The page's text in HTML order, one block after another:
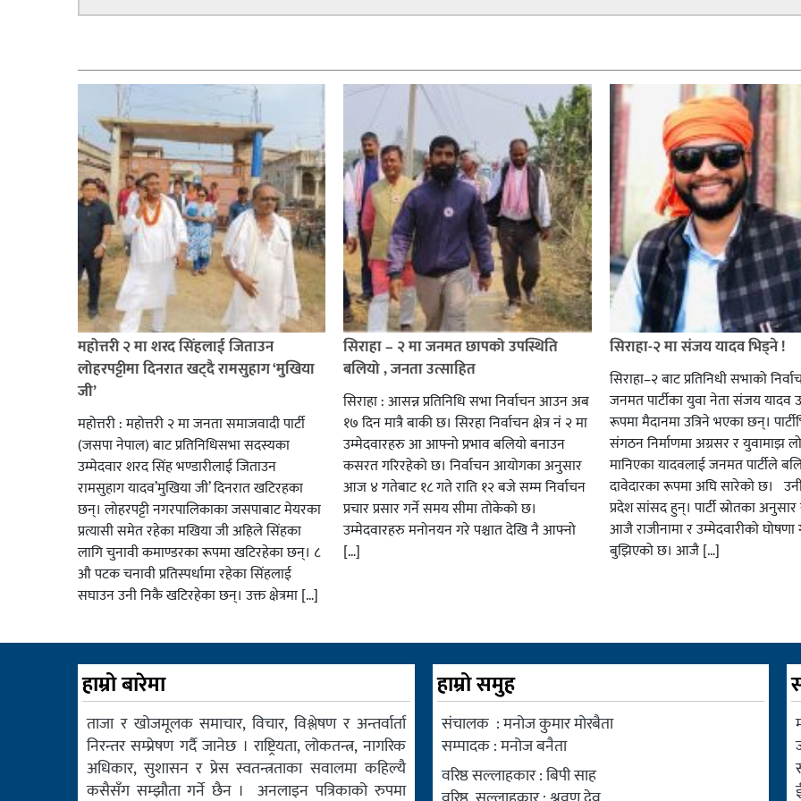
महोत्तरी २ मा शरद सिंहलाई जिताउन
लोहरपट्टीमा दिनरात खट्दै रामसुहाग ‘मुखिया
जी’
महोत्तरी : महोत्तरी २ मा जनता समाजवादी पार्टी
(जसपा नेपाल) बाट प्रतिनिधिसभा सदस्यका
उम्मेदवार शरद सिंह भण्डारीलाई जिताउन
रामसुहाग यादव’मुखिया जी’ दिनरात खटिरहका
छन्। लोहरपट्टी नगरपालिकाका जसपाबाट मेयरका
प्रत्यासी समेत रहेका मखिया जी अहिले सिंहका
लागि चुनावी कमाण्डरका रूपमा खटिरहेका छन्। ८
औ पटक चनावी प्रतिस्पर्धामा रहेका सिंहलाई
सघाउन उनी निकै खटिरहेका छन्। उक्त क्षेत्रमा […]
सिराहा – २ मा जनमत छापको उपस्थिति
बलियो , जनता उत्साहित
सिराहा : आसन्न प्रतिनिधि सभा निर्वाचन आउन अब
१७ दिन मात्रै बाकी छ। सिरहा निर्वाचन क्षेत्र नं २ मा
उम्मेदवारहरु आ आफ्नो प्रभाव बलियो बनाउन
कसरत गरिरहेको छ। निर्वाचन आयोगका अनुसार
आज ४ गतेबाट १८ गते राति १२ बजे सम्म निर्वाचन
प्रचार प्रसार गर्ने समय सीमा तोकेको छ।
उम्मेदवारहरु मनोनयन गरे पश्चात देखि नै आफ्नो
[…]
सिराहा-२ मा संजय यादव भिड्ने !
सिराहा–२ बाट प्रतिनिधी सभाको
जनमत पार्टीका युवा नेता संजय यादव
रूपमा मैदानमा उत्रिने भएका छन्।
संगठन निर्माणमा अग्रसर र युवामाझ
मानिएका यादवलाई जनमत पार्टीले
दावेदारका रूपमा अघि सारेको छ।
प्रदेश सांसद हुन्। पार्टी स्रोतका
आजै राजीनामा र उम्मेदवारीको घोषणा
बुझिएको छ। आजै […]
हाम्रो बारेमा
ताजा र खोजमूलक समाचार, विचार, विश्लेषण र अन्तर्वार्ता
निरन्तर सम्प्रेषण गर्दै जानेछ । राष्ट्रियता, लोकतन्त्र, नागरिक
अधिकार, सुशासन र प्रेस स्वतन्त्रताका सवालमा कहिल्यै
कसैसँग सम्झौता गर्ने छैन । अनलाइन पत्रिकाको रुपमा
हाम्रो समुह
संचालक : मनोज कुमार मोरबैता
सम्पादक : मनोज बनैता
वरिष्ठ सल्लाहकार : बिपी साह